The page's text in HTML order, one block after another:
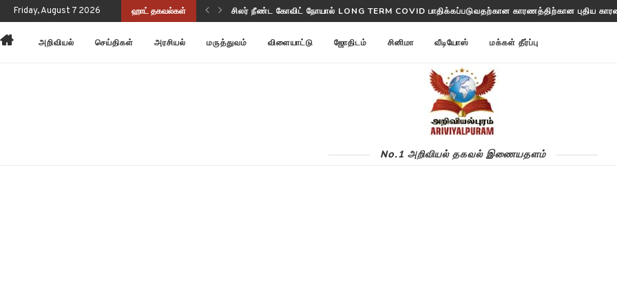
Friday, August 7 2026 ஹாட் தகவல்கள்
வடிவங்கள்! சிலர் நீண்ட கோவிட் நோயால் LONG TERM COVID பாதிக்கப்படுவதற்கான காரணத்திற்கான புதிய
அறிவியல் செய்திகள் அரசியல் மருத்துவம் விளையாட்டு ஜோதிடம் சினிமா வீடியோஸ் மக்கள் தீர்ப்பு
No.1 அறிவியல் தகவல் இணையதளம்